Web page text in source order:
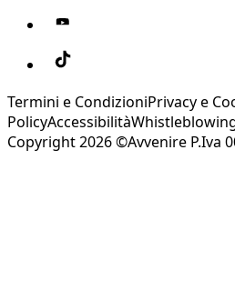
Termini e CondizioniPrivacy e
PolicyAccessibilità
Copyright 2026 ©Avvenire P.Iva